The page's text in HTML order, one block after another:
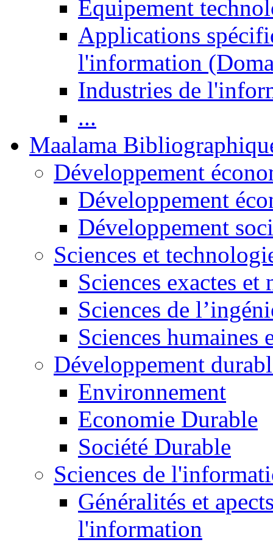
Equipement
Applications
l'information
Industries de
...
Maalama
Développement
Développement
Développement
Sciences et
Sciences exactes et
Sciences de
Sciences humaines
Développement
Environnement
Economie Durable
Société Durable
Sciences de
Généralités et
l'information